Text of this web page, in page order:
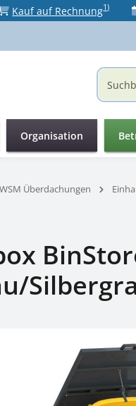
Kauf auf Rechnung1)
Organisation
WSM Überdachungen